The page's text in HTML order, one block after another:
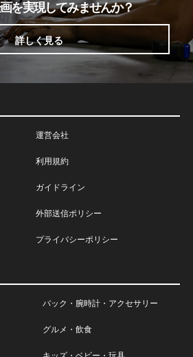
を実現してみませんか？
詳しく見る
運営会社
利用規約
ガイドライン
外部送信ポリシー
プライバシーポリシー
バック・腕時計・アクセサリー
グルメ・飲食